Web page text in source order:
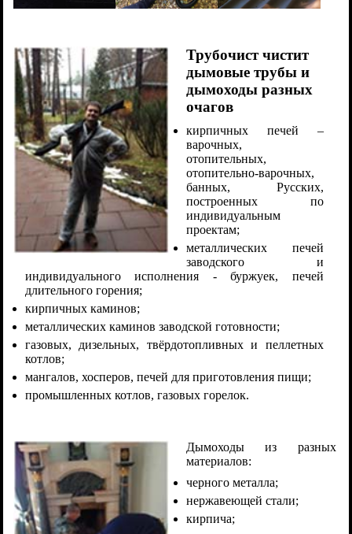
Трубочист чистит
дымовые трубы и
дымоходы разных
очагов
кирпичных печей –
варочных,
отопительных,
отопительно-варочных,
банных, Русских,
построенных по
индивидуальным
проектам;
металлических печей
заводского и
индивидуального исполнения - буржуек, печей
длительного горения;
кирпичных каминов;
металлических каминов заводской готовности;
газовых, дизельных, твёрдотопливных и пеллетных
котлов;
мангалов, хосперов, печей для приготовления пищи;
промышленных котлов, газовых горелок.
Дымоходы из разных
материалов:
черного металла;
нержавеющей стали;
кирпича;